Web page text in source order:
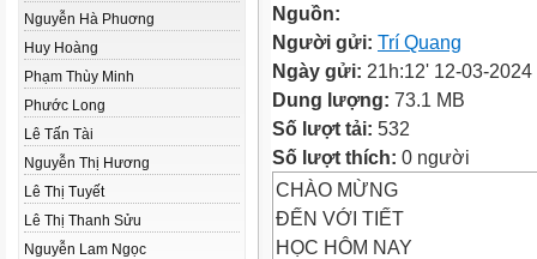
Nguyễn Hà Phuơng
Huy Hoàng
Phạm Thùy Minh
Phước Long
Lê Tấn Tài
Nguyễn Thị Hương
Lê Thị Tuyết
Lê Thị Thanh Sửu
Nguyễn Lam Ngọc
Nguồn:
Người gửi: Trí Quang
Ngày gửi: 21h:12' 12-03-2024
Dung lượng: 73.1 MB
Số lượt tải: 532
Số lượt thích: 0 người
CHÀO MỪNG
ĐẾN VỚI TIẾT
HỌC HÔM NAY